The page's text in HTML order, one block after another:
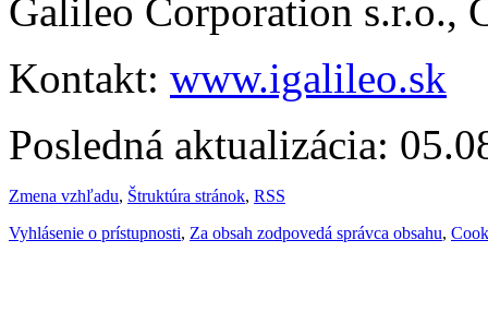
Galileo Corporation s.r.o.,
Kontakt: www.igalileo.sk
Posledná aktualizácia:
Zmena vzhľadu, Štruktúra stránok, RSS
Vyhlásenie o prístupnosti, Za obsah zodpovedá správca obsahu,